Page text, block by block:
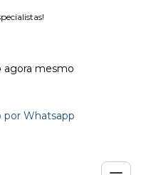
agora mesmo
por Whatsapp